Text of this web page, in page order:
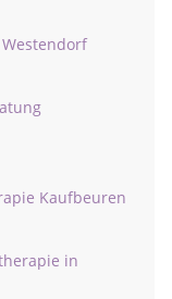
Kaufbeuren
in